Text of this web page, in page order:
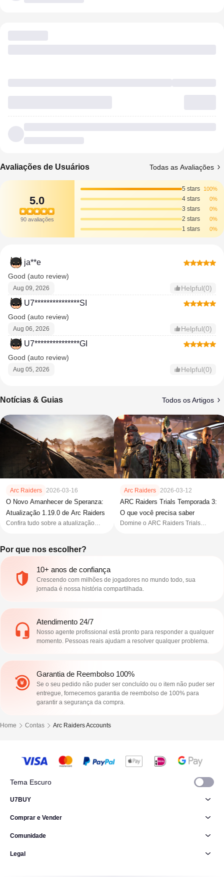
Avaliações de Usuários Todas as Avaliações
5.0
90 avaliações
5 stars 100%
4 stars 0%
3 stars 0%
2 stars 0%
1 stars 0%
ja**e
Good (auto review)
Aug 09, 2026 Helpful(0)
U7***************SI
Good (auto review)
Aug 06, 2026 Helpful(0)
U7***************GI
Good (auto review)
Aug 05, 2026 Helpful(0)
Notícias & Guias Todos os Artigos
Arc Raiders 2026-03-16
O Novo Amanhecer de Speranza:
Atualização 1.19.0 de Arc Raiders
Confira tudo sobre a atualização
Tides — aqui está seu guia de
sobrevivência.
Arc Raiders 2026-03-12
ARC Raiders Trials Temporada 3:
O que você precisa saber
Domine o ARC Raiders Trials
Por que nos escolher?
10+ anos de confiança
Crescendo com milhões de jogadores no mundo todo, sua
jornada é nossa história compartilhada.
Atendimento 24/7
Nosso agente profissional está pronto para responder a qualquer
momento. Pessoas reais ajudam a resolver qualquer problema.
Garantia de Reembolso 100%
Se o seu pedido não puder ser concluído ou o item não puder ser
entregue, fornecemos garantia de reembolso de 100% para
garantir a segurança da compra.
Home Contas Arc Raiders Accounts
Tema Escuro
U7BUY
Comprar e Vender
Comunidade
Legal